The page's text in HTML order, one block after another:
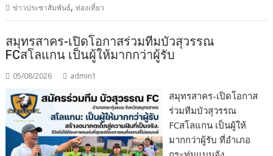
ข่าวประชาสัมพันธ์,ท่องเที่ยว
สมุทรสาคร-เปิดโอกาสร่วมทีมบัวสุวรรณ
FCสโลแกน เป็นผู้ให้มากกว่าผู้รับ
05/08/2026 admin1
สมุทรสาคร-เปิดโอกาส
ร่วมทีมบัวสุวรรณ
FCสโลแกน เป็นผู้ให้
มากกว่าผู้รับ ที่อำเภอ